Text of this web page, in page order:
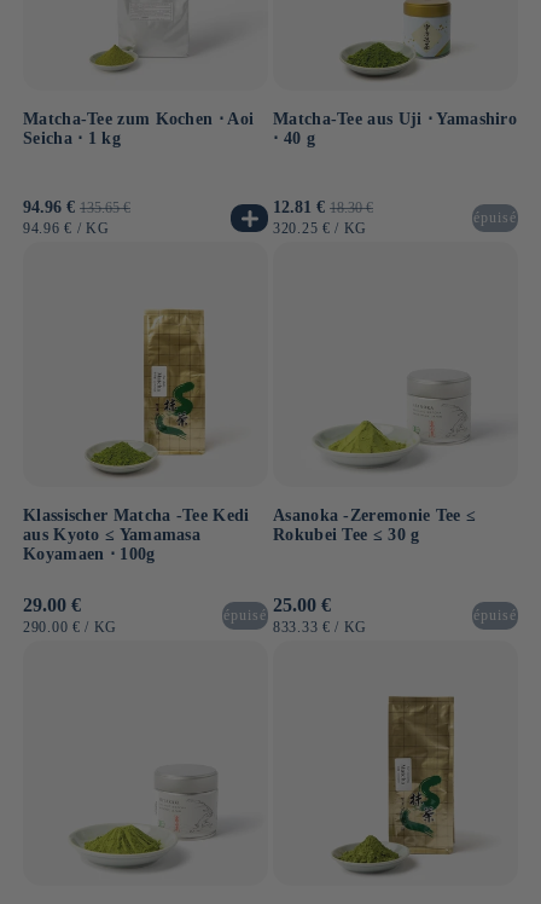
Matcha-Tee zum Kochen ⋅ Aoi
Seicha ⋅ 1 kg
Verkaufspreis
94.96 € Normaler
Preis
135.65 €
GRUNDPREIS
94.96 € / PRO
KG
Matcha-Tee aus Uji ⋅ Yamashiro
⋅ 40 g
Verkaufspreis
12.81 € Normaler
Preis
18.30 €
GRUNDPREIS
320.25 € / PRO
KG
épuisé
Klassischer Matcha -Tee Kedi
aus Kyoto ≤ Yamamasa
Koyamaen ⋅ 100g
Normaler
Preis
29.00 €
GRUNDPREIS
290.00 € / PRO
KG
épuisé
Asanoka -Zeremonie Tee ≤
Rokubei Tee ≤ 30 g
Normaler
Preis
25.00 €
GRUNDPREIS
833.33 € / PRO
KG
épuisé